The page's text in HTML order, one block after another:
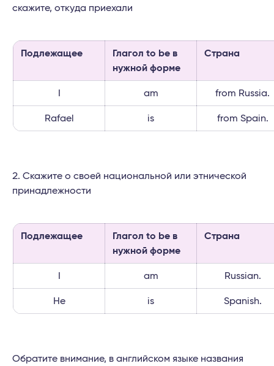
скажите, откуда приехали
Подлежащее
Глагол to be в
нужной форме
Страна
I am from Russia.
Rafael is from Spain.
Скажите о своей национальной или этнической
принадлежности
Подлежащее
Глагол to be в
нужной форме
Страна
I am Russian.
He is Spanish.
Обратите внимание, в английском языке названия